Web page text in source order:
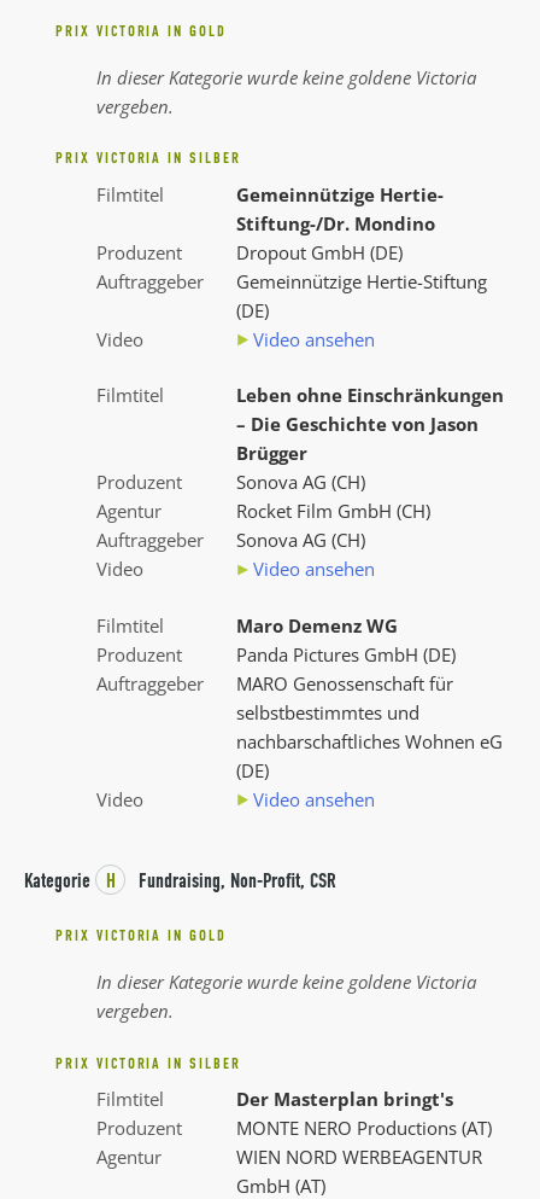
PRIX VICTORIA IN GOLD
In dieser Kategorie wurde keine goldene Victoria
vergeben.
PRIX VICTORIA IN SILBER
Filmtitel
Gemeinnützige Hertie-
Stiftung-/Dr. Mondino
Produzent
Dropout GmbH (DE)
Auftraggeber
Gemeinnützige Hertie-Stiftung
(DE)
Video
Video ansehen
Filmtitel
Leben ohne Einschränkungen
– Die Geschichte von Jason
Brügger
Produzent
Sonova AG (CH)
Agentur
Rocket Film GmbH (CH)
Auftraggeber
Sonova AG (CH)
Video
Video ansehen
Filmtitel
Maro Demenz WG
Produzent
Panda Pictures GmbH (DE)
Auftraggeber
MARO Genossenschaft für
selbstbestimmtes und
nachbarschaftliches Wohnen eG
(DE)
Video
Video ansehen
Kategorie H Fundraising, Non-Profit, CSR
PRIX VICTORIA IN GOLD
In dieser Kategorie wurde keine goldene Victoria
vergeben.
PRIX VICTORIA IN SILBER
Filmtitel
Der Masterplan bringt's
Produzent
MONTE NERO Productions (AT)
Agentur
WIEN NORD WERBEAGENTUR
GmbH (AT)